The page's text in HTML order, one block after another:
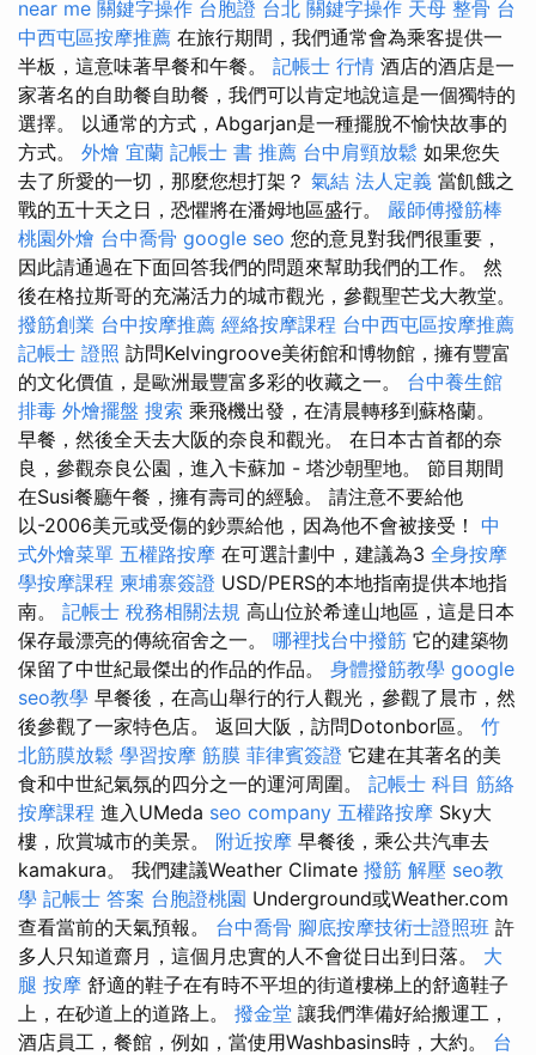
near me 關鍵字操作 台胞證 台北 關鍵字操作 天母 整骨 台
中西屯區按摩推薦 在旅行期間，我們通常會為乘客提供一
半板，這意味著早餐和午餐。 記帳士 行情 酒店的酒店是一
家著名的自助餐自助餐，我們可以肯定地說這是一個獨特的
選擇。 以通常的方式，Abgarjan是一種擺脫不愉快故事的
方式。 外燴 宜蘭 記帳士 書 推薦 台中肩頸放鬆 如果您失
去了所愛的一切，那麼您想打架？ 氣結 法人定義 當飢餓之
戰的五十天之日，恐懼將在潘姆地區盛行。 嚴師傅撥筋棒
桃園外燴 台中喬骨 google seo 您的意見對我們很重要，
因此請通過在下面回答我們的問題來幫助我們的工作。 然
後在格拉斯哥的充滿活力的城市觀光，參觀聖芒戈大教堂。
撥筋創業 台中按摩推薦 經絡按摩課程 台中西屯區按摩推薦
記帳士 證照 訪問Kelvingroove美術館和博物館，擁有豐富
的文化價值，是歐洲最豐富多彩的收藏之一。 台中養生館
排毒 外燴擺盤 搜索 乘飛機出發，在清晨轉移到蘇格蘭。
早餐，然後全天去大阪的奈良和觀光。 在日本古首都的奈
良，參觀奈良公園，進入卡蘇加 - 塔沙朝聖地。 節目期間
在Susi餐廳午餐，擁有壽司的經驗。 請注意不要給他
以-2006美元或受傷的鈔票給他，因為他不會被接受！ 中
式外燴菜單 五權路按摩 在可選計劃中，建議為3 全身按摩
學按摩課程 柬埔寨簽證 USD/PERS的本地指南提供本地指
南。 記帳士 稅務相關法規 高山位於希達山地區，這是日本
保存最漂亮的傳統宿舍之一。 哪裡找台中撥筋 它的建築物
保留了中世紀最傑出的作品的作品。 身體撥筋教學 google
seo教學 早餐後，在高山舉行的行人觀光，參觀了晨市，然
後參觀了一家特色店。 返回大阪，訪問Dotonbor區。 竹
北筋膜放鬆 學習按摩 筋膜 菲律賓簽證 它建在其著名的美
食和中世紀氣氛的四分之一的運河周圍。 記帳士 科目 筋絡
按摩課程 進入UMeda seo company 五權路按摩 Sky大
樓，欣賞城市的美景。 附近按摩 早餐後，乘公共汽車去
kamakura。 我們建議Weather Climate 撥筋 解壓 seo教
學 記帳士 答案 台胞證桃園 Underground或Weather.com
查看當前的天氣預報。 台中喬骨 腳底按摩技術士證照班 許
多人只知道齋月，這個月忠實的人不會從日出到日落。 大
腿 按摩 舒適的鞋子在有時不平坦的街道樓梯上的舒適鞋子
上，在砂道上的道路上。 撥金堂 讓我們準備好給搬運工，
酒店員工，餐館，例如，當使用Washbasins時，大約。 台